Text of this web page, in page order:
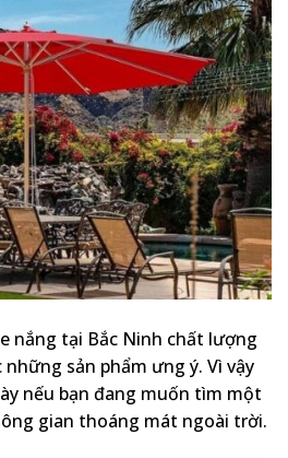
nắng tại Bắc Ninh chất lượng
sản phẩm ưng ý. Vì vậy
nếu bạn đang muốn tìm một
gian thoáng mát ngoài trời.